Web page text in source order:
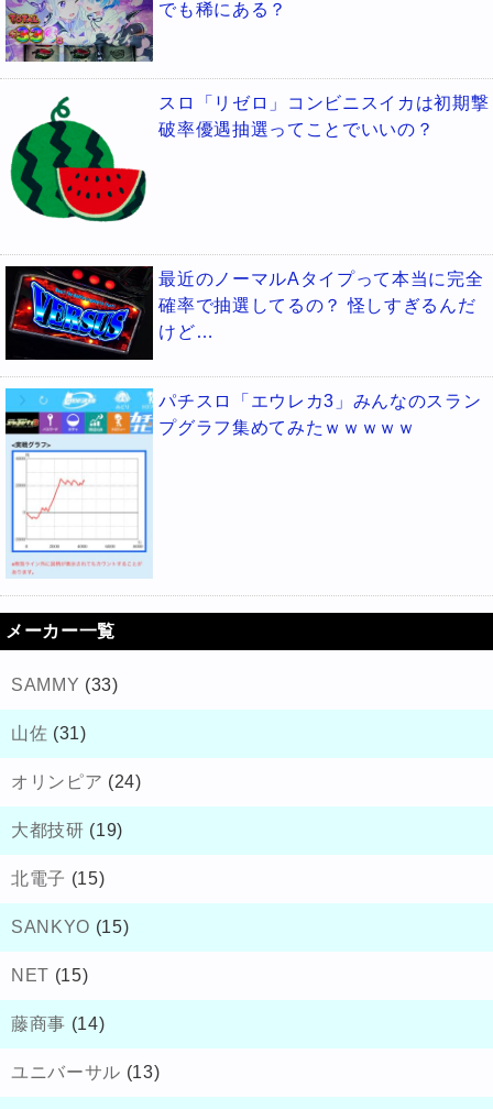
でも稀にある？
スロ「リゼロ」コンビニスイカは初期撃
破率優遇抽選ってことでいいの？
最近のノーマルAタイプって本当に完全
確率で抽選してるの？ 怪しすぎるんだ
けど…
パチスロ「エウレカ3」みんなのスラン
プグラフ集めてみたｗｗｗｗｗ
メーカー一覧
SAMMY (33)
山佐 (31)
オリンピア (24)
大都技研 (19)
北電子 (15)
SANKYO (15)
NET (15)
藤商事 (14)
ユニバーサル (13)